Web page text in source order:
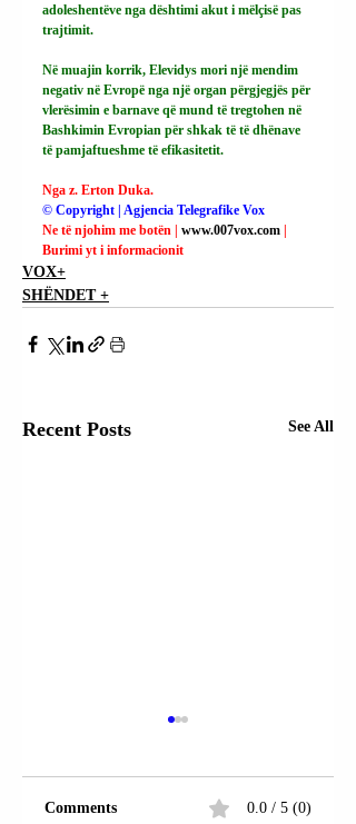
adoleshentëve nga dështimi akut i mëlçisë pas
trajtimit.
Në muajin korrik, Elevidys mori një mendim
negativ në Evropë nga një organ përgjegjës për
vlerësimin e barnave që mund të tregtohen në
Bashkimin Evropian për shkak të të dhënave
të pamjaftueshme të efikasitetit.
Nga z. Erton Duka.
© Copyright | Agjencia Telegrafike Vox
Ne të njohim me botën | www.007vox.com |
Burimi yt i informacionit
VOX+
SHËNDET +
Recent Posts See All
Comments 0.0 / 5 (0)